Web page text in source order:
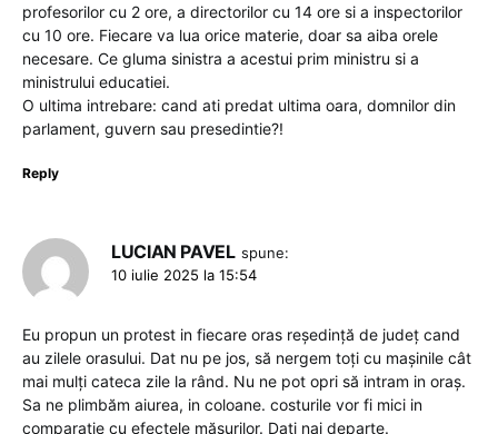
profesorilor cu 2 ore, a directorilor cu 14 ore si a inspectorilor
cu 10 ore. Fiecare va lua orice materie, doar sa aiba orele
necesare. Ce gluma sinistra a acestui prim ministru si a
ministrului educatiei.
O ultima intrebare: cand ati predat ultima oara, domnilor din
parlament, guvern sau presedintie?!
Reply
LUCIAN PAVEL spune:
10 iulie 2025 la 15:54
Eu propun un protest in fiecare oras reședință de județ cand
au zilele orasului. Dat nu pe jos, să nergem toți cu mașinile cât
mai mulți cateca zile la rând. Nu ne pot opri să intram in oraș.
Sa ne plimbăm aiurea, in coloane. costurile vor fi mici in
comparație cu efectele măsurilor. Dați nai departe.